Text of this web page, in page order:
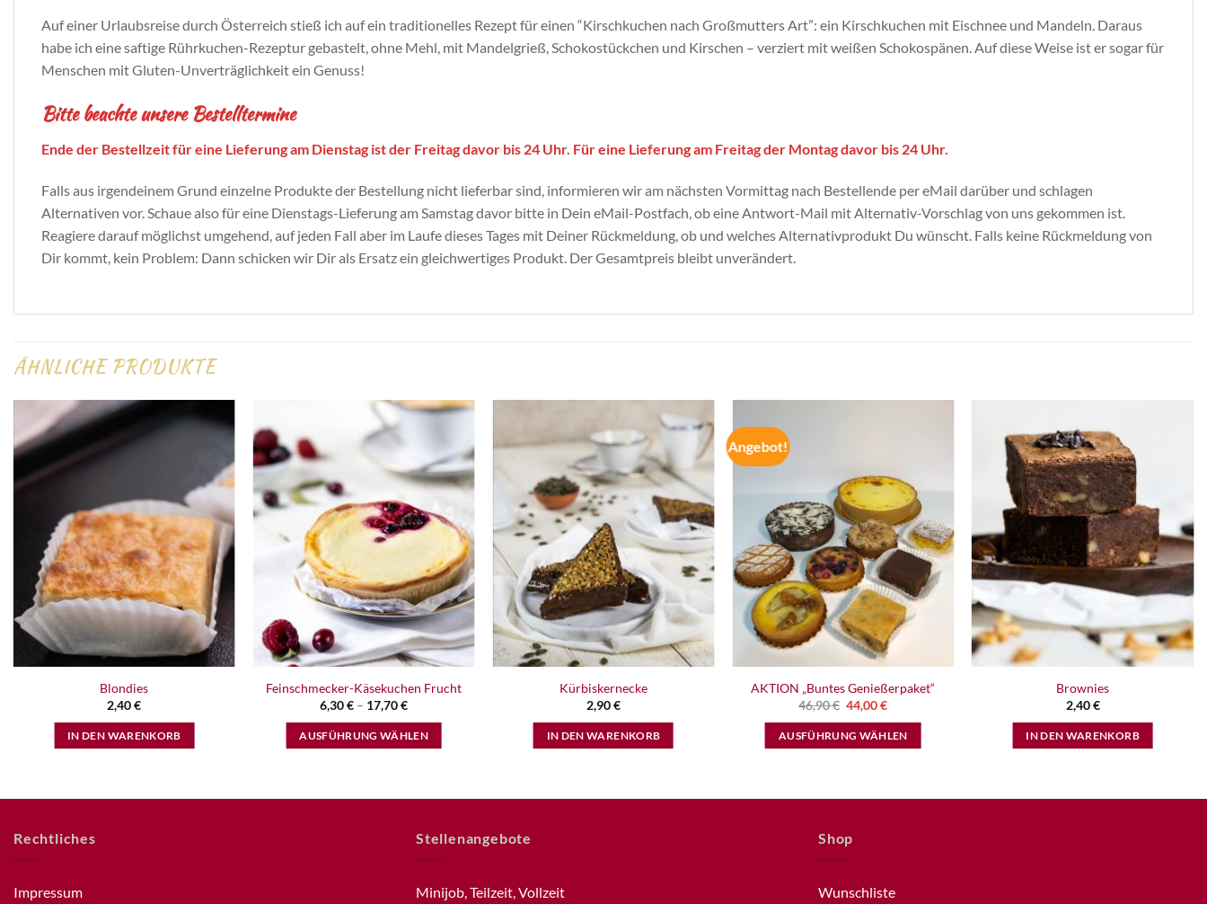
Auf einer Urlaubsreise durch Österreich stieß ich auf ein traditionelles Rezept für einen “Kirschkuchen nach Großmutters Art”: ein Kirschkuchen mit Eischnee und Mandeln. Daraus
habe ich eine saftige Rührkuchen-Rezeptur gebastelt, ohne Mehl, mit Mandelgrieß, Schokostückchen und Kirschen – verziert mit weißen Schokospänen. Auf diese Weise ist er sogar für
Menschen mit Gluten-Unverträglichkeit ein Genuss!
Bitte beachte unsere Bestelltermine
Ende der Bestellzeit für eine Lieferung am Dienstag ist der Freitag davor bis 24 Uhr. Für eine Lieferung am Freitag der Montag davor bis 24 Uhr.
Falls aus irgendeinem Grund einzelne Produkte der Bestellung nicht lieferbar sind, informieren wir am nächsten Vormittag nach Bestellende per eMail darüber und schlagen
Alternativen vor. Schaue also für eine Dienstags-Lieferung am Samstag davor bitte in Dein eMail-Postfach, ob eine Antwort-Mail mit Alternativ-Vorschlag von uns gekommen ist.
Reagiere darauf möglichst umgehend, auf jeden Fall aber im Laufe dieses Tages mit Deiner Rückmeldung, ob und welches Alternativprodukt Du wünscht. Falls keine Rückmeldung von
Dir kommt, kein Problem: Dann schicken wir Dir als Ersatz ein gleichwertiges Produkt. Der Gesamtpreis bleibt unverändert.
ÄHNLICHE PRODUKTE
hinzufügen
Blondies
2,40€
IN DEN WARENKORB
Wunschliste
hinzufügen
Feinschmecker-Käsekuchen Frucht
6,30€ – 17,70€
AUSFÜHRUNG WÄHLEN
weist
Varianten
Zur
Wunschliste
hinzufügen
Kürbiskernecke
2,90€
IN DEN WARENKORB
Angebot!
hinzufügen
AKTION „Buntes Genießerpaket“
46,90€ Ursprünglicher
Preis
war:
46,90 €
44,00€Aktueller
ist:
44,00 €.
AUSFÜHRUNG WÄHLEN
weist
Varianten
Wunschliste
hinzufügen
Brownies
2,40€
IN DEN WARENKORB
Rechtliches
Impressum
Stellenangebote
Minijob, Teilzeit, Vollzeit
Shop
Wunschliste